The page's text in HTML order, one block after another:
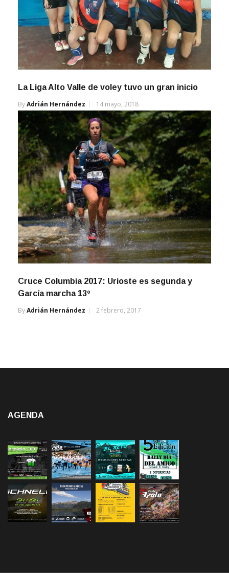
La Liga Alto Valle de voley tuvo un gran inicio
ByAdrián Hernández 14 mayo, 2018
Cruce Columbia 2017: Urioste es segunda y
García marcha 13º
ByAdrián Hernández 2 febrero, 2017
AGENDA